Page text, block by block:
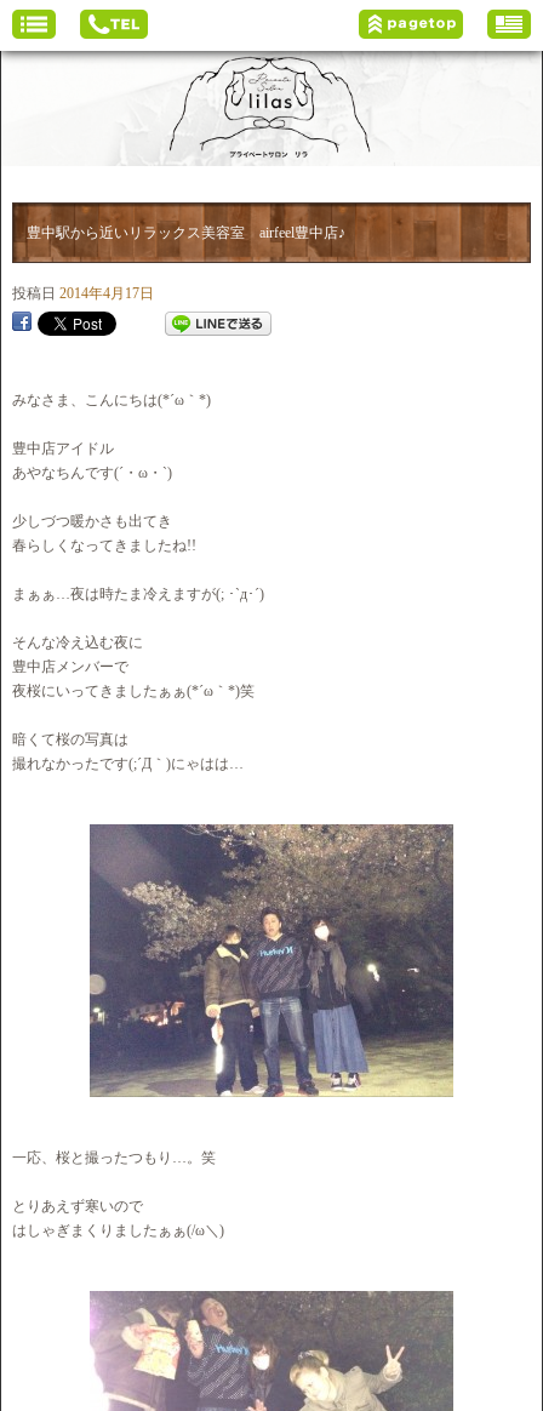
豊中駅から近いリラックス美容室 airfeel豊中店♪
投稿日 2014年4月17日
みなさま、こんにちは(*´ω｀*)
豊中店アイドル
あやなちんです(´・ω・`)
少しづつ暖かさも出てき
春らしくなってきましたね!!
まぁぁ…夜は時たま冷えますが(; ･`д･´)
そんな冷え込む夜に
豊中店メンバーで
夜桜にいってきましたぁぁ(*´ω｀*)笑
暗くて桜の写真は
撮れなかったです(;´Д｀)にゃはは…
一応、桜と撮ったつもり…。笑
とりあえず寒いので
はしゃぎまくりましたぁぁ(/ω＼)